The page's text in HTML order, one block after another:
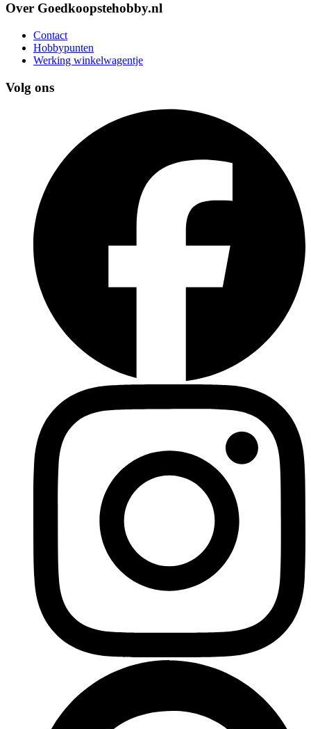
Over Goedkoopstehobby.nl
Contact
Hobbypunten
Werking winkelwagentje
Volg ons